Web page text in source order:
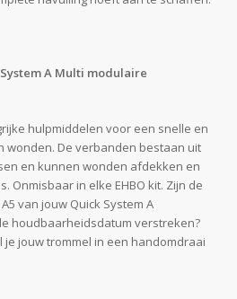
A Multi modulaire
hulpmiddelen voor een snelle en
wonden. De verbanden bestaan uit
en kunnen wonden afdekken en
Onmisbaar in elke EHBO kit. Zijn de
van jouw Quick System A
houdbaarheidsdatum verstreken?
je jouw trommel in een handomdraai